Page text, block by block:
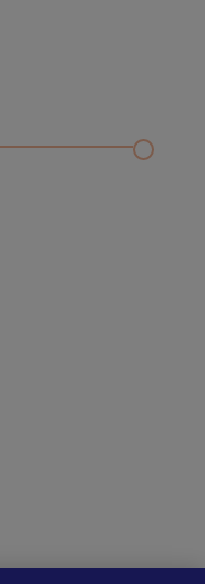
a rozbor položky